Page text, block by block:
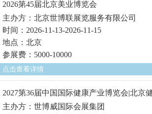
2026第45届北京美业博览会
主办方：北京世博联展览服务有限公司
时间：2026-11-13-2026-11-15
地点：北京
参展费：5000-10000
点击查看详情
2027第36届中国国际健康产业博览会|北京
主办方：世博威国际会展集团